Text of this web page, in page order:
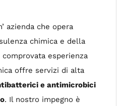
azienda che opera
chimica e della
esperienza
offre servizi di alta
e antimicrobici
. Il nostro impegno è